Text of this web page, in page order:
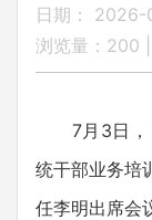
日期：
浏览量： 200
7月3日，
统干部业务培
任李明出席会